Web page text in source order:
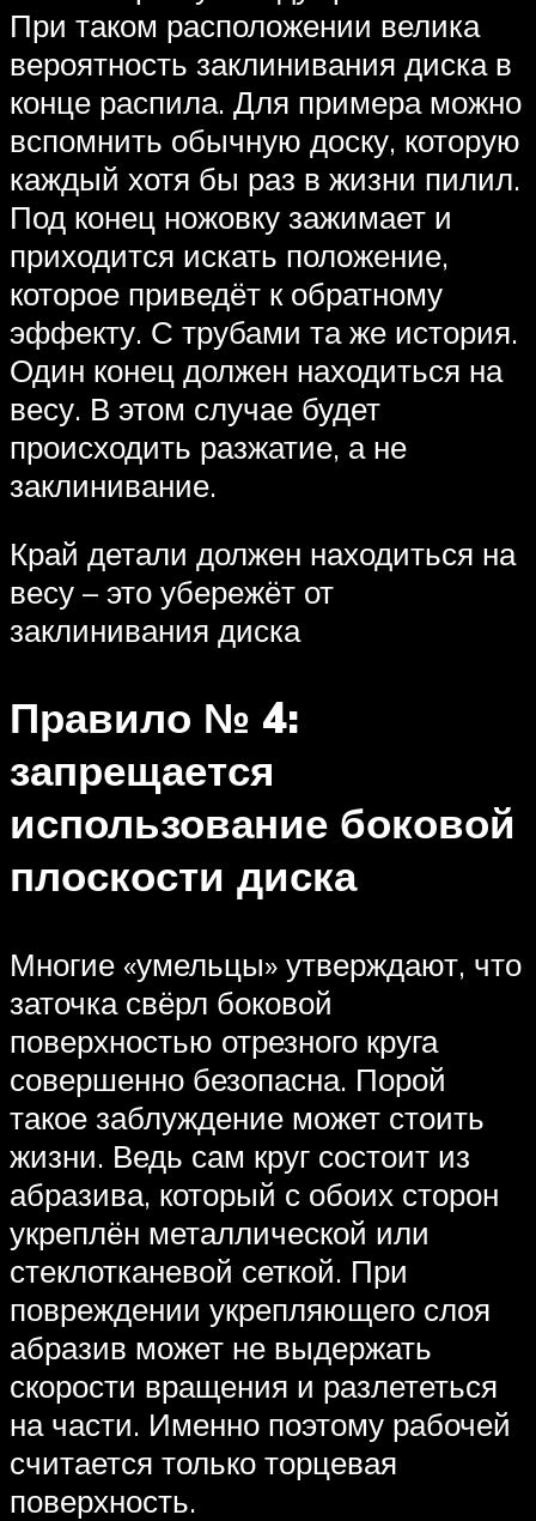
При таком расположении велика
вероятность заклинивания диска в
конце распила. Для примера можно
вспомнить обычную доску, которую
каждый хотя бы раз в жизни пилил.
Под конец ножовку зажимает и
приходится искать положение,
которое приведёт к обратному
эффекту. С трубами та же история.
Один конец должен находиться на
весу. В этом случае будет
происходить разжатие, а не
заклинивание.
Край детали должен находиться на
весу – это убережёт от
заклинивания диска
Правило № 4:
запрещается
использование боковой
плоскости диска
Многие «умельцы» утверждают, что
заточка свёрл боковой
поверхностью отрезного круга
совершенно безопасна. Порой
такое заблуждение может стоить
жизни. Ведь сам круг состоит из
абразива, который с обоих сторон
укреплён металлической или
стеклотканевой сеткой. При
повреждении укрепляющего слоя
абразив может не выдержать
скорости вращения и разлететься
на части. Именно поэтому рабочей
считается только торцевая
поверхность.